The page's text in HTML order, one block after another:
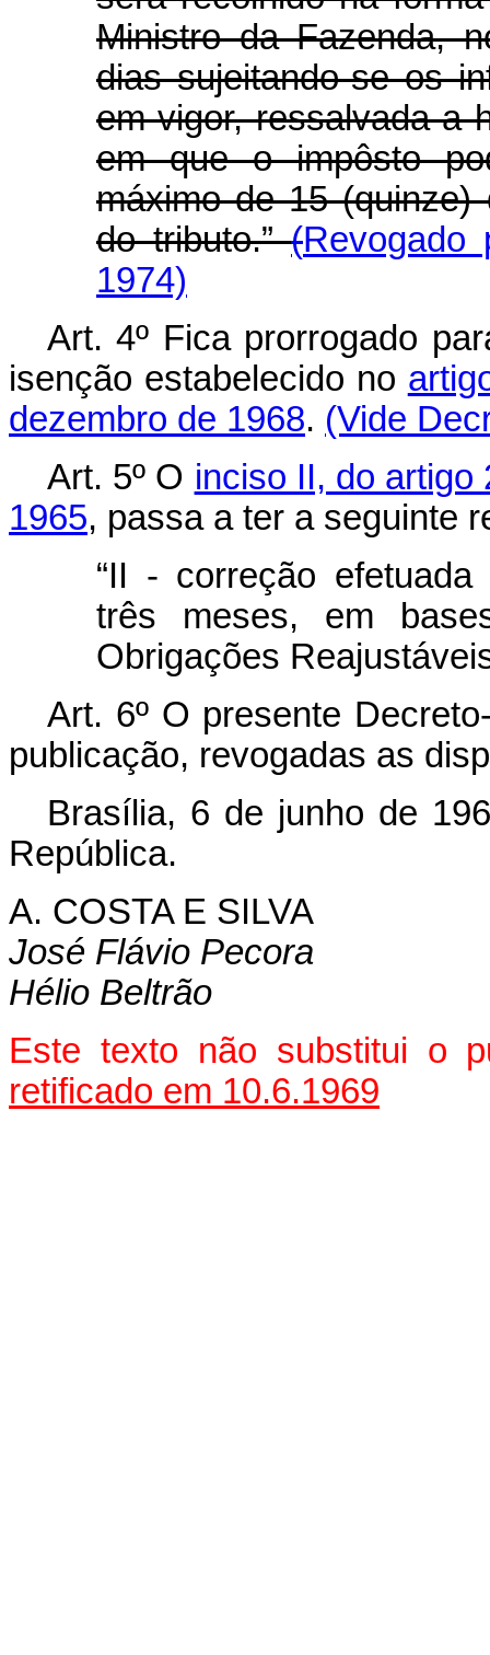
Ministro da Fazenda,
dias sujeitando-se os
em vigor, ressalvada a
em que o impôsto
máximo de 15
do tributo.”(Revogado
1974)
Art. 4º Fica prorrogado
isenção estabelecido no
dezembro de 1968. (Vide
Art. 5º O inciso II, do artigo
1965, passa a ter a seguinte
“II - correção
três meses, em
Obrigações
Art. 6º O presente
publicação, revogadas as
Brasília, 6 de junho de
República.
A. COSTA E SILVA
José Flávio Pecora
Hélio Beltrão
Este texto não substitui o
retificado em 10.6.1969